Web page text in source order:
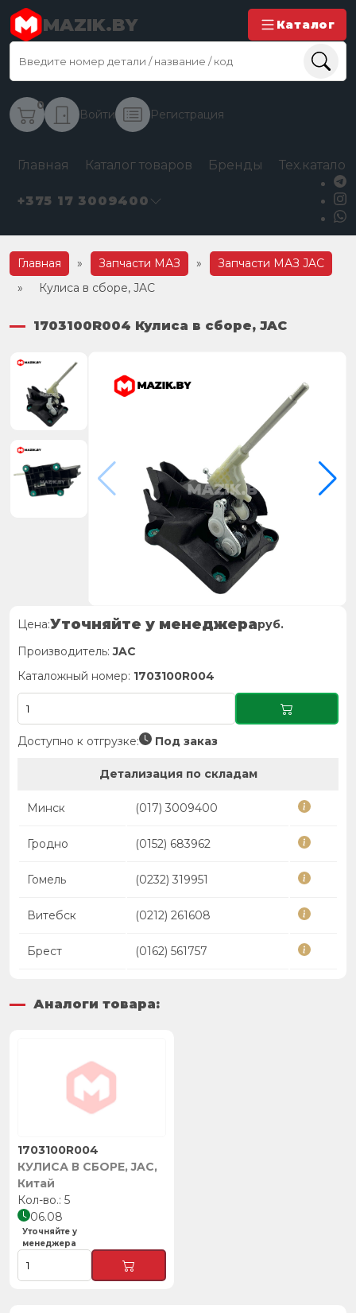
MAZIK.BY Каталог
0
Войти Регистрация
Главная Каталог товаров Бренды
+375 17 3009400
Главная » Запчасти МАЗ »
Запчасти МАЗ JAC
»
Кулиса в сборе, JAC
1703100R004 Кулиса в сборе, JAC
Цена:Уточняйте у менеджераруб.
Производитель:JAC
Каталожный номер: 1703100R004
Доступно к отгрузке: Под заказ
Детализация по складам
Минск (017) 3009400
Гродно (0152) 683962
Гомель (0232) 319951
Витебск (0212) 261608
Брест (0162) 561757
Аналоги товара:
КУЛИСА В СБОРЕ, JAC,
Китай
1703100R004
5
06.08
Уточняйте у
менеджера